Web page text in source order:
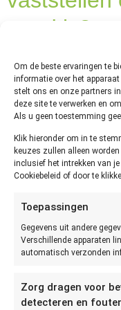
Om de beste ervaringen te
informatie over het
stelt ons en onze partners
deze site te verwerken en
Als u geen toestemming
Klik hieronder om in te
keuzes zullen alleen
inclusief het intrekken van
Cookiebeleid of door te
Toepassingen
Gegevens uit andere
Verschillende apparaten
automatisch verzonden
Zorg dragen voor
detecteren en
goed is?
Je kan het beste
is door te zien, ruiken
verkleurd, zacht of
goed zijn. Ook krijgt
margarine niet meer
proeven. Omdat het
vrij lang houdbaar.
de margarine heel erg
deze het beste niet
erom dat de
het bovenste laagje,
Hoe moet